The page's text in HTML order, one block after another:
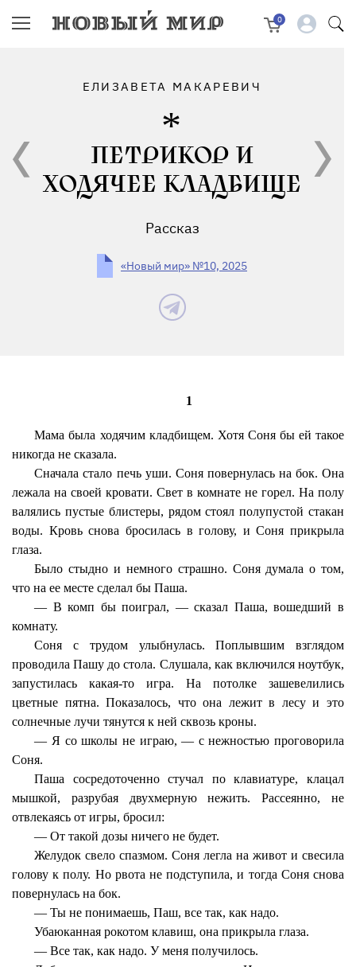
0
ЕЛИЗАВЕТА МАКАРЕВИЧ
ПЕТРИКОР И
ХОДЯЧЕЕ КЛАДБИЩЕ
Рассказ
«Новый мир» №10, 2025
1
Мама была ходячим кладбищем. Хотя Соня бы ей такое
никогда не сказала.
Сначала стало печь уши. Соня повернулась на бок. Она
лежала на своей кровати. Свет в комнате не горел. На полу
валялись пустые блистеры, рядом стоял полупустой стакан
воды. Кровь снова бросилась в голову, и Соня прикрыла
глаза.
Было стыдно и немного страшно. Соня думала о том,
что на ее месте сделал бы Паша.
— В комп бы поиграл, — сказал Паша, вошедший в
комнату.
Соня с трудом улыбнулась. Поплывшим взглядом
проводила Пашу до стола. Слушала, как включился ноутбук,
запустилась какая-то игра. На потолке зашевелились
цветные пятна. Показалось, что она лежит в лесу и это
солнечные лучи тянутся к ней сквозь кроны.
— Я со школы не играю, — с нежностью проговорила
Соня.
Паша сосредоточенно стучал по клавиатуре, клацал
мышкой, разрубая двухмерную нежить. Рассеянно, не
отвлекаясь от игры, бросил:
— От такой дозы ничего не будет.
Желудок свело спазмом. Соня легла на живот и свесила
голову к полу. Но рвота не подступила, и тогда Соня снова
повернулась на бок.
— Ты не понимаешь, Паш, все так, как надо.
Убаюканная рокотом клавиш, она прикрыла глаза.
— Все так, как надо. У меня получилось.